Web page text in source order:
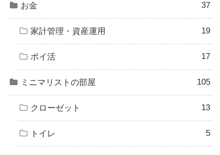
お金 37
家計管理・資産運用 19
ポイ活 17
ミニマリストの部屋 105
クローゼット 13
トイレ 5